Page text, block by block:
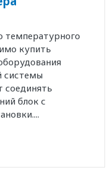
температурного
купить
системы
соединять
блок с